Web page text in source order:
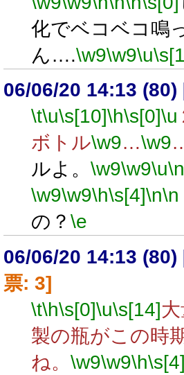
化でベコベコ鳴
ん….\w9\w9\u
06/06/20 14:13 (80)
\t\u\s[10]\h\s[0]\u
ボトル\w9…\w9
ルよ。 \w9\w9\u\n
\w9\w9\h\s[4]\n\n
の？ \e
06/06/20 14:13 (80)
票: 3]
\t\h\s[0]\u\s[14]
製の瓶がこの時
ね。 \w9\w9\h